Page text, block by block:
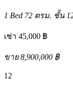
1 Bed 72 ตรม. ชั้น
เช่า 45,000 ฿
ขาย 8,900,000 ฿
12